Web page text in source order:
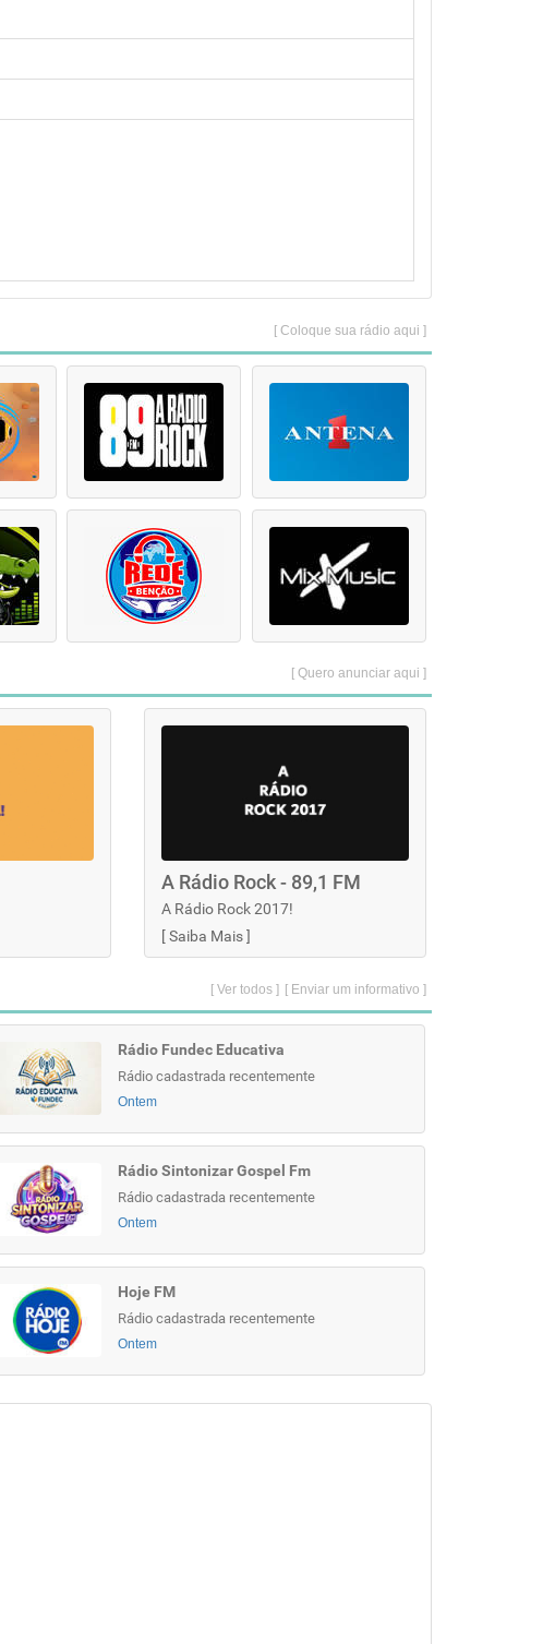
[ Coloque sua rádio aqui ]
[ Quero anunciar aqui ]
A Rádio Rock - 89,1 FM
A Rádio Rock 2017!
[Saiba Mais]
[ Enviar um informativo ]
[ Ver todos ]
Rádio Fundec Educativa
Rádio cadastrada recentemente
Ontem
Rádio Sintonizar Gospel Fm
Rádio cadastrada recentemente
Ontem
Hoje FM
Rádio cadastrada recentemente
Ontem